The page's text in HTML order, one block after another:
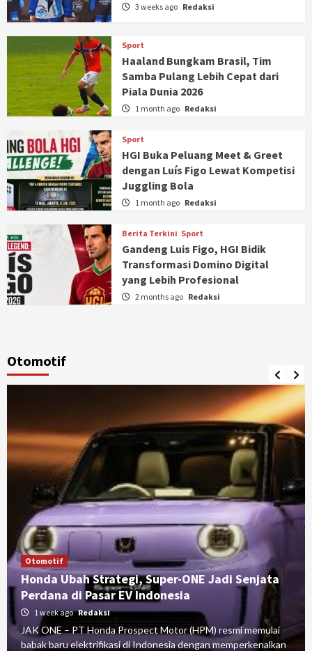
3 weeks ago Redaksi
Sport
Haaland Bungkam Brasil, Tim
Samba Pulang Lebih Cepat dari
Piala Dunia 2026
1 month ago Redaksi
Sport
HGI Buka Peluang Meet & Greet
dengan Luís Figo Lewat Kompetisi
Juggling Bola
1 month ago Redaksi
Berita Terkini Sport
Gandeng Luis Figo, HGI Bidik
Transformasi Domino Digital
yang Lebih Profesional
2 months ago Redaksi
Otomotif
Otomotif
Honda Ubah Strategi, Super-ONE Jadi Senjata
Perdana di Pasar EV Indonesia
1 week ago Redaksi
JAK ONE – PT Honda Prospect Motor (HPM) resmi memulai
babak baru elektrifikasi di Indonesia dengan memperkenalkan